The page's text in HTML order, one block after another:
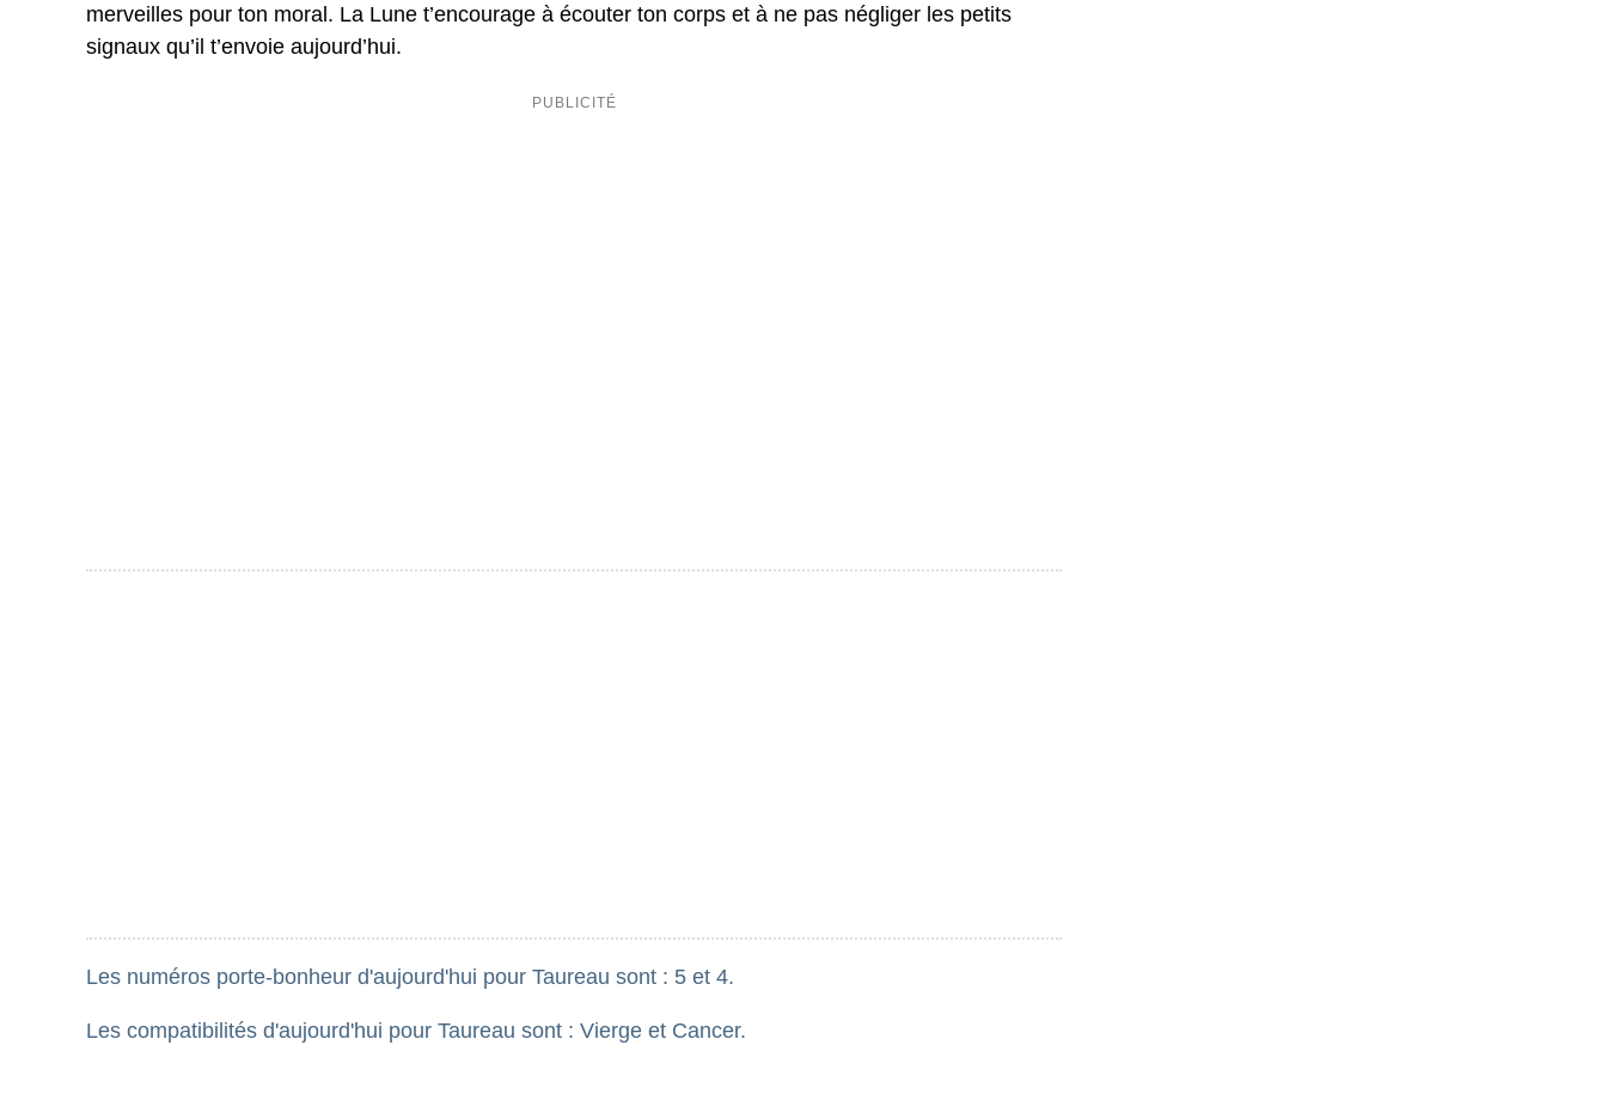
merveilles pour ton moral. La Lune t’encourage à écouter ton corps et à ne pas négliger les petits
signaux qu’il t’envoie aujourd’hui.
Les numéros porte-bonheur d'aujourd'hui pour Taureau sont : 5 et 4.
Les compatibilités d'aujourd'hui pour Taureau sont : Vierge et Cancer.